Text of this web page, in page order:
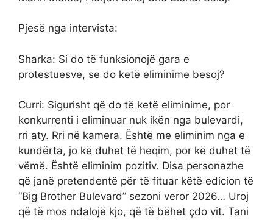
Pjesë nga intervista:
Sharka: Si do të funksionojë gara e
protestuesve, se do ketë eliminime besoj?
Curri: Sigurisht që do të ketë eliminime, por
konkurrenti i eliminuar nuk ikën nga bulevardi,
rri aty. Rri në kamera. Është me eliminim nga e
kundërta, jo kë duhet të heqim, por kë duhet të
vëmë. Është eliminim pozitiv. Disa personazhe
që janë pretendentë për të fituar këtë edicion të
“Big Brother Bulevard” sezoni veror 2026… Uroj
që të mos ndalojë kjo, që të bëhet çdo vit. Tani